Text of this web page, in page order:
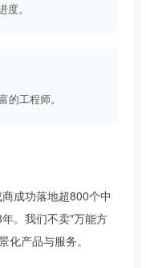
。
工程师。
成功落地超800个中
。我们不卖"万能方
化产品与服务。